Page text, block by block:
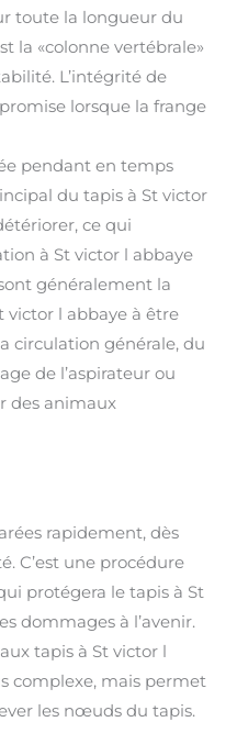
toute la longueur du
la «colonne vertébrale»
L’intégrité de
lorsque la frange
pendant en temps
du tapis à St victor
ce qui
à St victor l abbaye
généralement la
victor l abbaye à être
circulation générale, du
de l’aspirateur ou
des animaux
rapidement, dès
C’est une procédure
protégera le tapis à St
dommages à l’avenir.
tapis à St victor l
complexe, mais permet
les nœuds du tapis.